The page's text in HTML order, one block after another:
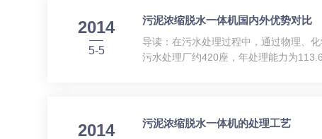
2014
5-5
污泥浓缩脱水一体机国内外优势对比
导读：在污水处理过程中，通过物理、
污水处理厂约420座，年处理能力为
2014 污泥浓缩脱水一体机的处理工艺